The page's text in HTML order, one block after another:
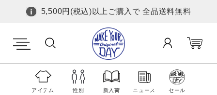
5,500円(税込)以上ご購入で 全品送料無料
アイテム 性別 新入荷 ニュース セール